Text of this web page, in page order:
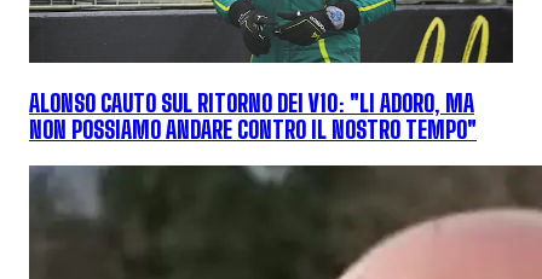
ALONSO CAUTO SUL RITORNO DEI V10: "LI ADORO, MA
NON POSSIAMO ANDARE CONTRO IL NOSTRO TEMPO"